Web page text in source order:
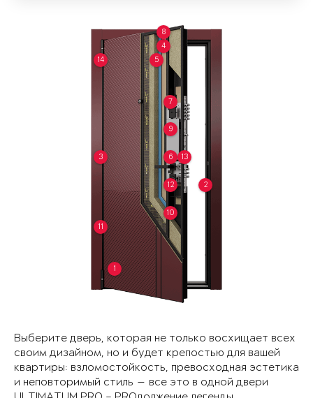
1
2
3
4
5
6
7
8
9
10
11
12
13
14
Выберите дверь, которая не только восхищает всех
своим дизайном, но и будет крепостью для вашей
квартиры: взломостойкость, превосходная эстетика
и неповторимый стиль — все это в одной двери